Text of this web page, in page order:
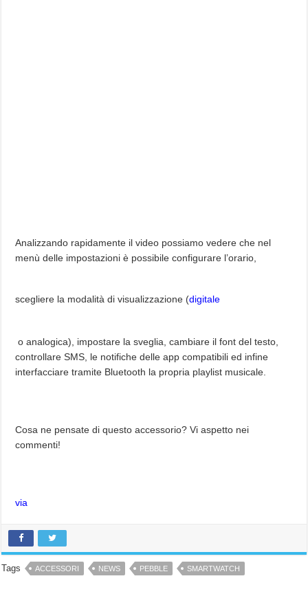
Analizzando rapidamente il video possiamo vedere che nel
menù delle impostazioni è possibile configurare l’orario,
scegliere la modalità di visualizzazione (digitale
o analogica), impostare la sveglia, cambiare il font del testo,
controllare SMS, le notifiche delle app compatibili ed infine
interfacciare tramite Bluetooth la propria playlist musicale.
Cosa ne pensate di questo accessorio? Vi aspetto nei
commenti!
via
Tags ACCESSORI NEWS PEBBLE SMARTWATCH